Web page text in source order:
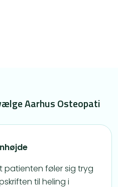
Aarhus Osteopati
patienten føler sig tryg
til heling i